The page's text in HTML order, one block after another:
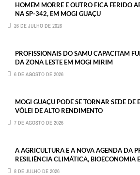
HOMEM MORRE E OUTRO FICA FERIDO
NA SP-342, EM MOGI GUAÇU
26 DE JULHO DE 2026
PROFISSIONAIS DO SAMU CAPACITAM
DA ZONA LESTE EM MOGI MIRIM
6 DE AGOSTO DE 2026
MOGI GUAÇU PODE SE TORNAR SEDE DE
VÔLEI DE ALTO RENDIMENTO
7 DE AGOSTO DE 2026
A AGRICULTURA E A NOVA AGENDA DA
RESILIÊNCIA CLIMÁTICA, BIOECONOMIA
8 DE JULHO DE 2026